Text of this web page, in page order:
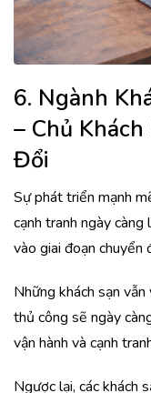
6. Ngành
– Chủ
Đổi
Sự phát triển mạnh
cạnh tranh ngày càng
vào giai đoạn chuyển
Những khách sạn
thủ công sẽ ngày
vận hành và cạnh
Ngược lại, các khách